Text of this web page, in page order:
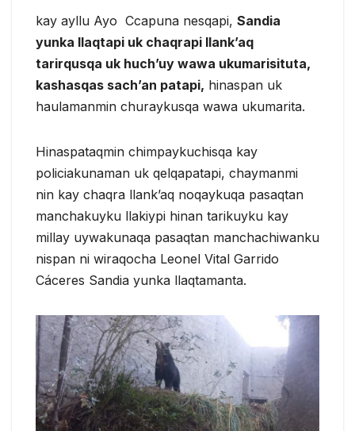
kay ayllu Ayo Ccapuna nesqapi, Sandia
yunka llaqtapi uk chaqrapi llank’aq
tarirqusqa uk huch’uy wawa ukumarisituta,
kashasqas sach’an patapi, hinaspan uk
haulamanmin churaykusqa wawa ukumarita.
Hinaspataqmin chimpaykuchisqa kay
policiakunaman uk qelqapatapi, chaymanmi
nin kay chaqra llank’aq noqaykuqa pasaqtan
manchakuyku llakiypi hinan tarikuyku kay
millay uywakunaqa pasaqtan manchachiwanku
nispan ni wiraqocha Leonel Vital Garrido
Cáceres Sandia yunka llaqtamanta.